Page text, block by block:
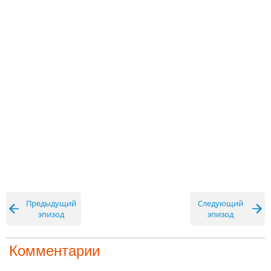
Предыдущий
эпизод
Следующий
эпизод
Комментарии